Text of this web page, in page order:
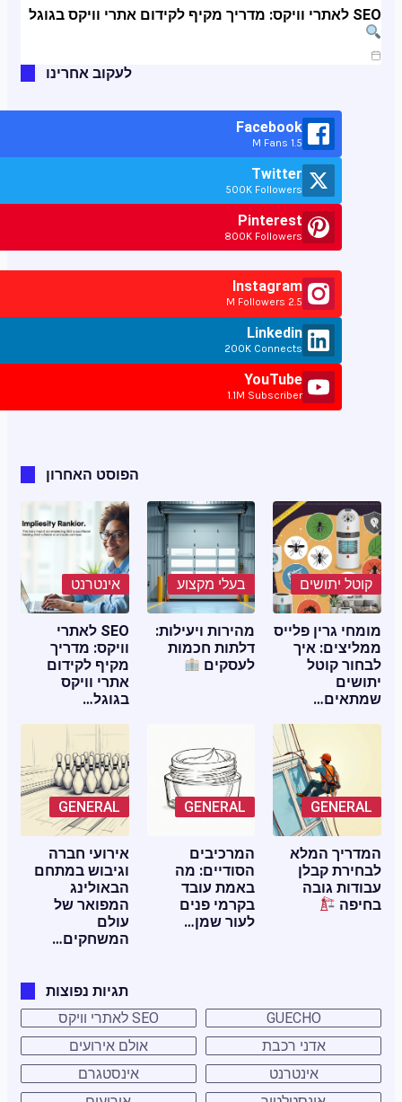
SEO לאתרי וויקס: מדריך מקיף לקידום אתרי וויקס בגוגל
ינו 11, 2025
לעקוב אחרינו
Facebook
1.5 M Fans
Twitter
500K Followers
Pinterest
800K Followers
Instagram
2.5 M Followers
Linkedin
200K Connects
YouTube
1.1M Subscriber
הפוסט האחרון
קוטל יתושים
מומחי גרין פלייס
ממליצים: איך
לבחור קוטל
יתושים
שמתאים…
בעלי מקצוע
מהירות ויעילות:
דלתות חכמות
לעסקים
אינטרנט
SEO לאתרי
וויקס: מדריך
מקיף לקידום
אתרי וויקס
בגוגל…
GENERAL
המדריך המלא
לבחירת קבלן
עבודות גובה
בחיפה
GENERAL
המרכיבים
הסודיים: מה
באמת עובד
בקרמי פנים
לעור שמן…
GENERAL
אירועי חברה
וגיבוש במתחם
הבאולינג
המפואר של
עולם
המשחקים…
תגיות נפוצות
GUECHO
SEO לאתרי וויקס
אדני רכבת
אולם אירועים
אינטרנט
אינסטגרם